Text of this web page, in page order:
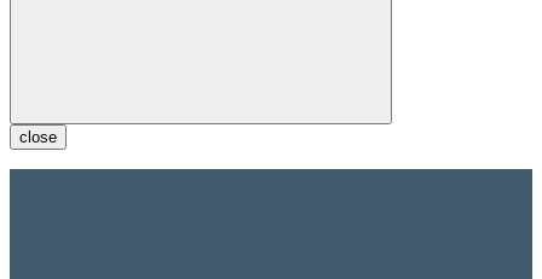
close